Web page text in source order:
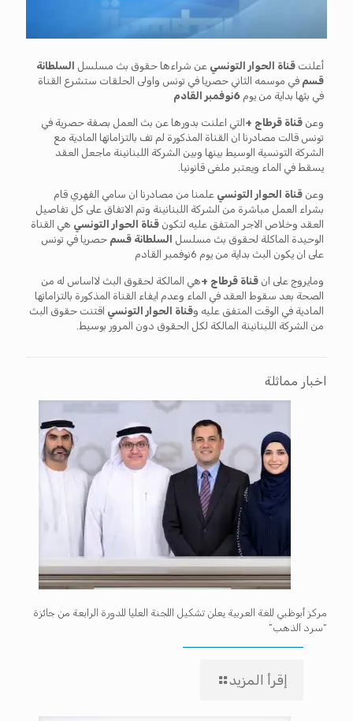
أعلنت قناة الحوار التونسي عن شراءها حقوق بث مسلسل السلطانة
قسم في موسمه الثاني حصريا في تونس واولى الحلقات ستشرع القناة
في بثها بداية من يوم
وعن قناة قرطاج + التي اعلنت بدورها عن بث العمل بصفة حصرية في
تونس قالت مصادرنا ان القناة المذكورة لم تف بالتزاماتها المادية مع
الشركة التونسية الوسيط بينها وبين الشركة اللبنانينة ماجعل العقد
يسقط في الماء ويعتبر ملغى قانونيا.
وعن قناة الحوار التونسي علمنا من مصادرنا ان سامي الفهري قام
بشراء العمل مباشرة من الشركة اللبنانينة وتم الاتفاق على كل تفاصيل
العقد وخلاص الاجر المتفق عليه لتكون قناة الحوار التونسي هي القناة
الوحيدة الماكلة لحقوق بث مسلسل السلطانة قسم حصريا في تونس
على ان يكون البث بداية من يوم 6نوفمبر القادم
ومايروج على ان قناة قرطاج +هي المالكة لحقوق البث لااساس له من
الصحة بعد سقوط العقد في الماء وعدم ايفاء القناة المذكورة بالتزاماتها
المادية في الوقت المتفق عليه وقناة الحوار التونسي اقتنت حقوق البث
من الشركة اللبنانينة المالكة لكل الحقوق دون المرور بوسيط.
اخبار مماثلة
مركز أبوظبي للغة العربية يعلن تشكيل اللجنة العليا للدورة الرابعة من جائزة
“سرد الذهب”
إقرأ المزيد